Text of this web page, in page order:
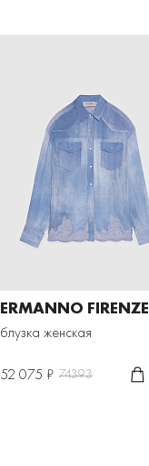
ERMANNO FIRENZE
блузка женская
52 075 ₽ 74393